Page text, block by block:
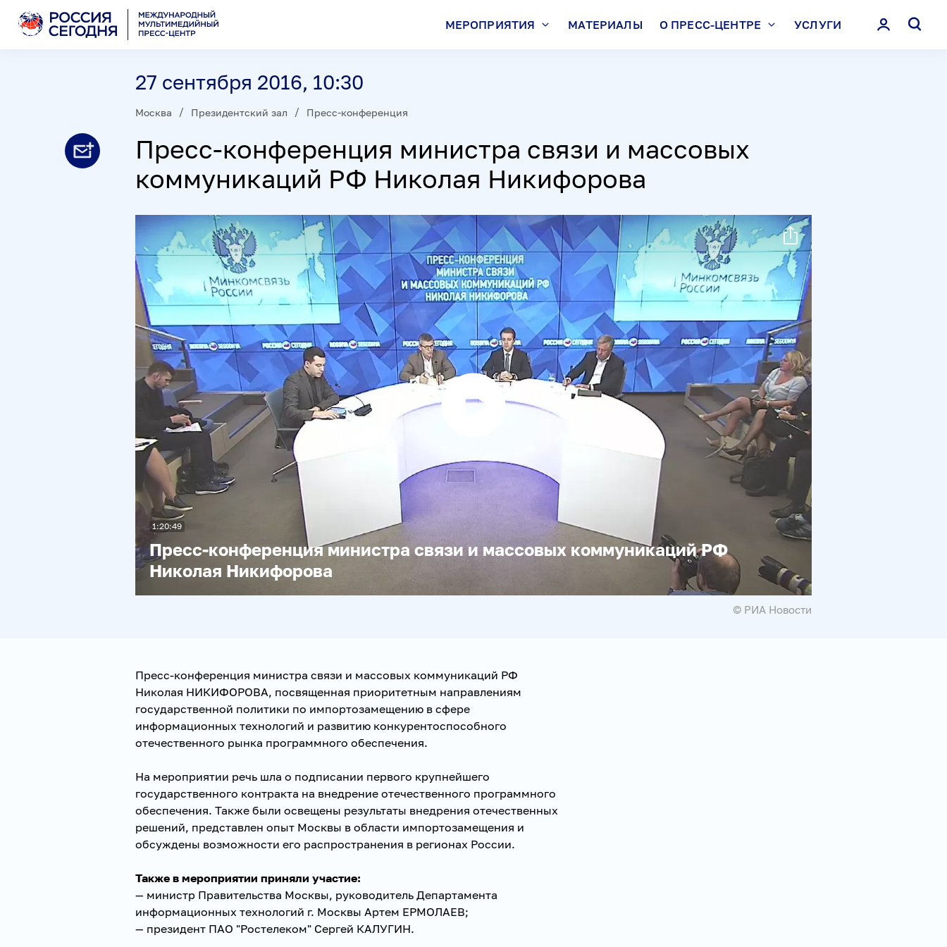
МЕРОПРИЯТИЯ МАТЕРИАЛЫ О ПРЕСС-ЦЕНТРЕ УСЛУГИ
27 сентября 2016, 10:30
Москва Президентский зал Пресс-конференция
Пресс-конференция министра связи и массовых
коммуникаций РФ Николая Никифорова
Воспроизвести
видео
Пресс-конференция министра связи и массовых коммуникаций РФ
Николая Никифорова
1:20:49
© РИА Новости
Пресс-конференция министра связи и массовых коммуникаций РФ
Николая НИКИФОРОВА, посвященная приоритетным направлениям
государственной политики по импортозамещению в сфере
информационных технологий и развитию конкурентоспособного
отечественного рынка программного обеспечения.
На мероприятии речь шла о подписании первого крупнейшего
государственного контракта на внедрение отечественного программного
обеспечения. Также были освещены результаты внедрения отечественных
решений, представлен опыт Москвы в области импортозамещения и
обсуждены возможности его распространения в регионах России.
Также в мероприятии приняли участие:
— министр Правительства Москвы, руководитель Департамента
информационных технологий г. Москвы Артем ЕРМОЛАЕВ;
— президент ПАО "Ростелеком" Сергей КАЛУГИН.